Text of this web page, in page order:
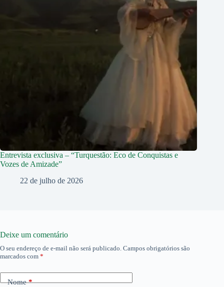
Entrevista exclusiva – “Turquestão: Eco de Conquistas e
Vozes de Amizade”
22 de julho de 2026
Deixe um comentário
O seu endereço de e-mail não será publicado. Campos obrigatórios são
marcados com *
Nome*